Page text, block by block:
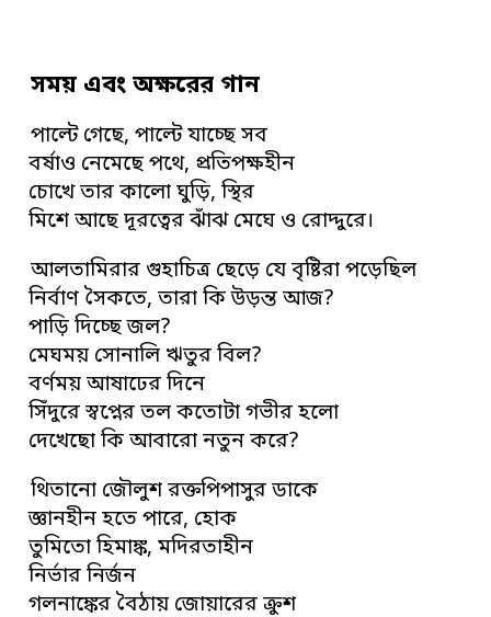
সময় এবং অক্ষরের গান
পাল্টে গেছে, পাল্টে যাচ্ছে সব
বর্ষাও নেমেছে পথে, প্রতিপক্ষহীন
চোখে তার কালো ঘুড়ি, স্থির
মিশে আছে দূরত্বের ঝাঁঝ মেঘে ও রোদ্দুরে।
আলতামিরার গুহাচিত্র ছেড়ে যে বৃষ্টিরা পড়েছিল
নির্বাণ সৈকতে, তারা কি উড়ন্ত আজ?
পাড়ি দিচ্ছে জল?
মেঘময় সোনালি ঋতুর বিল?
বর্ণময় আষাঢের দিনে
সিঁদুরে স্বপ্নের তল কতোটা গভীর হলো
দেখেছো কি আবারো নতুন করে?
থিতানো জৌলুশ রক্তপিপাসুর ডাকে
জ্ঞানহীন হতে পারে, হোক
তুমিতো হিমাঙ্ক, মদিরতাহীন
নির্ভার নির্জন
গলনাঙ্কের বৈঠায় জোয়ারের ক্রুশ